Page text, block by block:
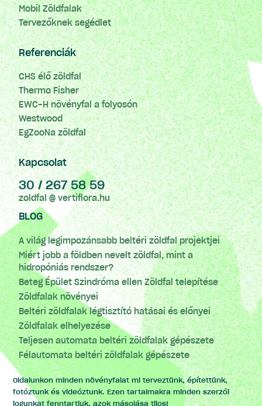
Mobil Zöldfalak
Tervezőknek segédlet
Referenciák
CHS élő zöldfal
Thermo Fisher
EWC-H növényfal a folyosón
Westwood
EgZooNa zöldfal
Kapcsolat
30 / 267 58 59
zoldfal @ vertiflora.hu
BLOG
A világ legimpozánsabb beltéri zöldfal projektjei
Miért jobb a földben nevelt zöldfal, mint a
hidropóniás rendszer?
Beteg Épület Szindróma ellen Zöldfal telepítése
Zöldfalak növényei
Beltéri zöldfalak légtisztító hatásai és előnyei
Zöldfalak elhelyezése
Teljesen automata beltéri zöldfalak gépészete
Félautomata beltéri zöldfalak gépészete
Oldalunkon minden növényfalat mi terveztünk, építettünk,
fotóztunk és videóztunk. Ezen tartalmakra minden szerzői
jogunkat fenntartjuk, azok másolása tilos!